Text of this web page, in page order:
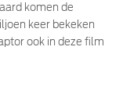
komen de
keer bekeken
ook in deze film